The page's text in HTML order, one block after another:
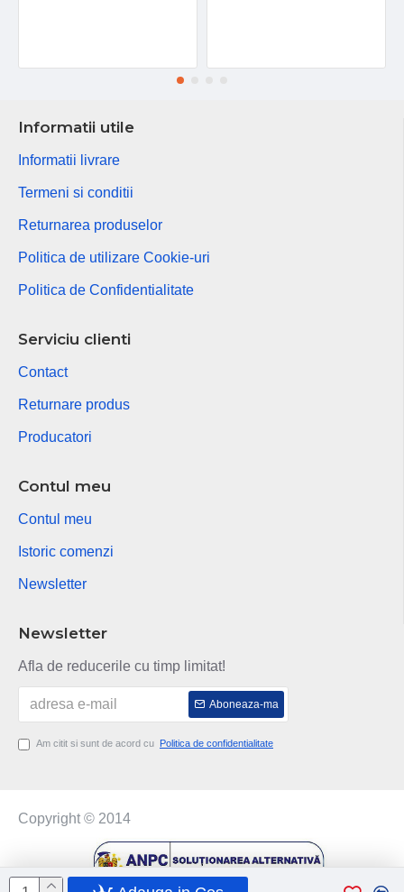
Informatii utile
Informatii livrare
Termeni si conditii
Returnarea produselor
Politica de utilizare Cookie-uri
Politica de Confidentialitate
Serviciu clienti
Contact
Returnare produs
Producatori
Contul meu
Contul meu
Istoric comenzi
Newsletter
Newsletter
Afla de reducerile cu timp limitat!
Aboneaza-ma
Am citit si sunt de acord cu Politica de confidentialitate
Copyright © 2014